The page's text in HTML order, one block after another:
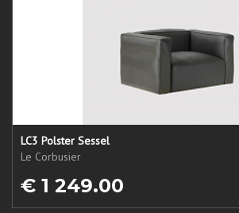
LC3 Polster Sessel
Le Corbusier
€ 1 249.00